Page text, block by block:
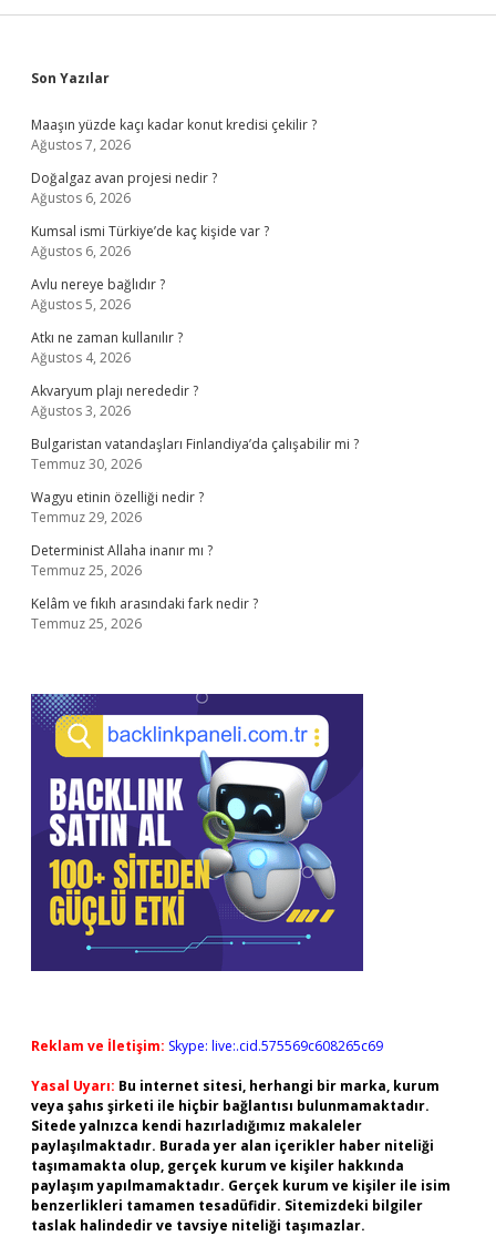
Sidebar
Son Yazılar
Maaşın yüzde kaçı kadar konut kredisi çekilir ?
Ağustos 7, 2026
Doğalgaz avan projesi nedir ?
Ağustos 6, 2026
Kumsal ismi Türkiye’de kaç kişide var ?
Ağustos 6, 2026
Avlu nereye bağlıdır ?
Ağustos 5, 2026
Atkı ne zaman kullanılır ?
Ağustos 4, 2026
Akvaryum plajı nerededir ?
Ağustos 3, 2026
Bulgaristan vatandaşları Finlandiya’da çalışabilir mi ?
Temmuz 30, 2026
Wagyu etinin özelliği nedir ?
Temmuz 29, 2026
Determinist Allaha inanır mı ?
Temmuz 25, 2026
Kelâm ve fıkıh arasındaki fark nedir ?
Temmuz 25, 2026
Reklam ve İletişim: Skype: live:.cid.575569c608265c69
Yasal Uyarı: Bu internet sitesi, herhangi bir marka, kurum
veya şahıs şirketi ile hiçbir bağlantısı bulunmamaktadır.
Sitede yalnızca kendi hazırladığımız makaleler
paylaşılmaktadır. Burada yer alan içerikler haber niteliği
taşımamakta olup, gerçek kurum ve kişiler hakkında
paylaşım yapılmamaktadır. Gerçek kurum ve kişiler ile isim
benzerlikleri tamamen tesadüfidir. Sitemizdeki bilgiler
taslak halindedir ve tavsiye niteliği taşımazlar.